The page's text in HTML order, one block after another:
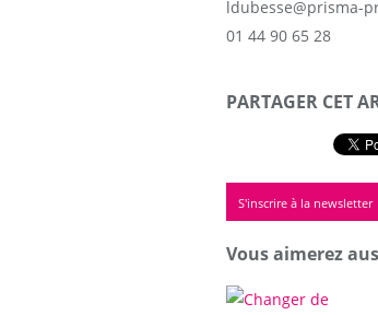
ldubesse@prisma-
01 44 90 65 28
PARTAGER CET
S'inscrire à la newsletter
Vous aimerez